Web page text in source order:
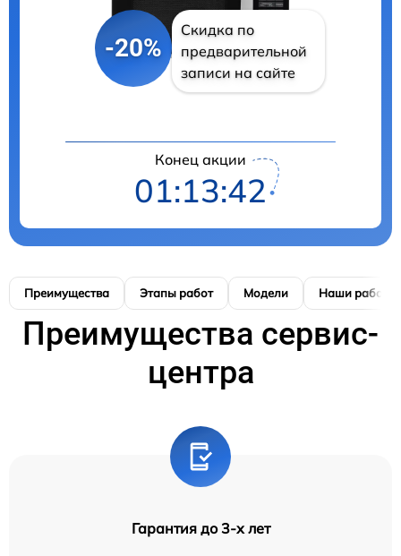
-20%
Скидка по
предварительной
записи на сайте
Конец акции
01:13:42
Преимущества Этапы работ Модели Наши работы
Преимущества сервис-
центра
Гарантия до 3-х лет